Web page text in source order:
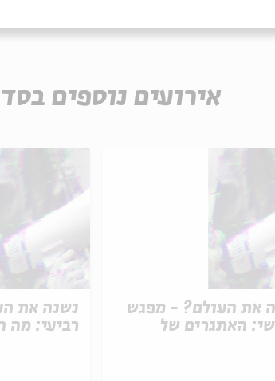
אירועים נוספים
את העולם? - מפגש
האתגרים של
נשנה את
רביעי: מה